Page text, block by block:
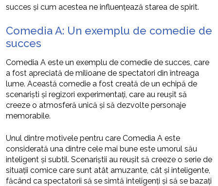
succes și cum acestea ne influențează starea de spirit.
Comedia A: Un exemplu de comedie de
succes
Comedia A este un exemplu de comedie de succes, care
a fost apreciată de milioane de spectatori din întreaga
lume. Această comedie a fost creată de un echipă de
scenariști și regizori experimentați, care au reușit să
creeze o atmosferă unică și să dezvolte personaje
memorabile.
Unul dintre motivele pentru care Comedia A este
considerată una dintre cele mai bune este umorul său
inteligent și subtil. Scenariștii au reușit să creeze o serie de
situații comice care sunt atât amuzante, cât și inteligente,
făcând ca spectatorii să se simtă inteligenți și să se bazați